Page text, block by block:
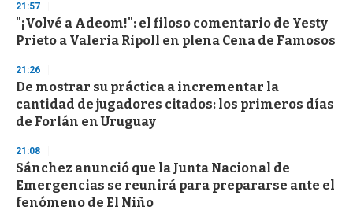
21:57
"¡Volvé a Adeom!": el filoso comentario de Yesty
Prieto a Valeria Ripoll en plena Cena de Famosos
21:26
De mostrar su práctica a incrementar la
cantidad de jugadores citados: los primeros días
de Forlán en Uruguay
21:08
Sánchez anunció que la Junta Nacional de
Emergencias se reunirá para prepararse ante el
fenómeno de El Niño